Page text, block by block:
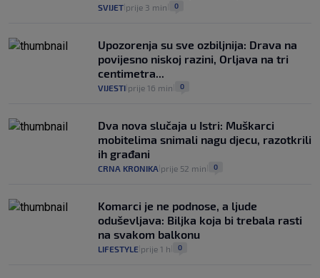
SVIJET prije 3 min 0
Upozorenja su sve ozbiljnija: Drava na
povijesno niskoj razini, Orljava na tri
centimetra...
VIJESTI prije 16 min 0
Dva nova slučaja u Istri: Muškarci
mobitelima snimali nagu djecu, razotkrili
ih građani
CRNA KRONIKA prije 52 min 0
Komarci je ne podnose, a ljude
oduševljava: Biljka koja bi trebala rasti
na svakom balkonu
LIFESTYLE prije 1 h 0